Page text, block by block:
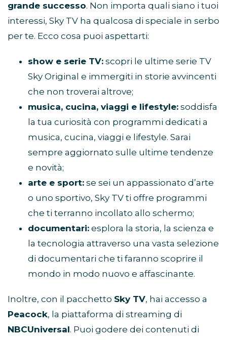
grande successo. Non importa quali siano i tuoi
interessi, Sky TV ha qualcosa di speciale in serbo
per te. Ecco cosa puoi aspettarti:
show e serie TV: scopri le ultime serie TV
Sky Original e immergiti in storie avvincenti
che non troverai altrove;
musica, cucina, viaggi e lifestyle: soddisfa
la tua curiosità con programmi dedicati a
musica, cucina, viaggi e lifestyle. Sarai
sempre aggiornato sulle ultime tendenze
e novità;
arte e sport: se sei un appassionato d’arte
o uno sportivo, Sky TV ti offre programmi
che ti terranno incollato allo schermo;
documentari: esplora la storia, la scienza e
la tecnologia attraverso una vasta selezione
di documentari che ti faranno scoprire il
mondo in modo nuovo e affascinante.
Inoltre, con il pacchetto Sky TV, hai accesso a
Peacock, la piattaforma di streaming di
NBCUniversal. Puoi godere dei contenuti di